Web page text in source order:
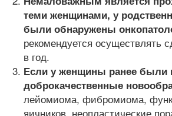
теми женщинами, у
были обнаружены
рекомендуется осуществлять
в год.
Если у женщины ранее
доброкачественные
лейомиома, фибромиома,
яичников, неопластические